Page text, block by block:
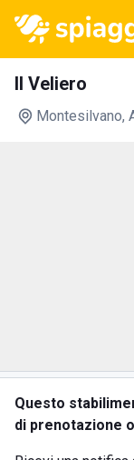
Il Veliero
Montesilvano,
Questo
di prenotazione